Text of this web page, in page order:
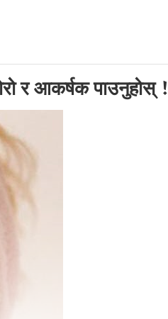
र आकर्षक पाउनुहोस् !